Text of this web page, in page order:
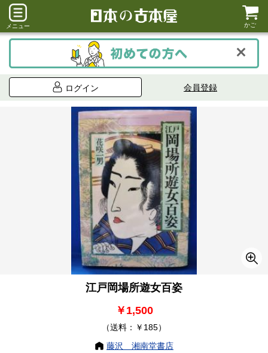
メニュー かご
ログイン 会員登録
江戸岡場所遊女百姿
￥1,500
（送料：￥185）
藤沢 湘南堂書店